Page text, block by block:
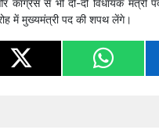
कांग्रेस से भी दो-दो विधायक मंत्री
में मुख्यमंत्री पद की शपथ लेंगे।